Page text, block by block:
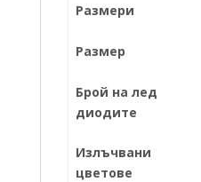
Размери
Размер
Брой на лед
диодите
Излъчвани
цветове